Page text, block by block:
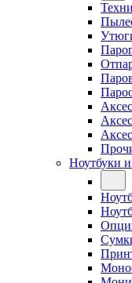
Ноутбуки